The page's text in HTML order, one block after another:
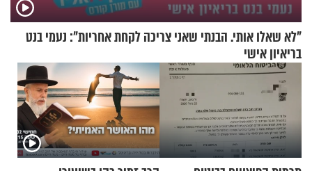
"לא שאלו אותי. הבנתי שאני צריכה לקחת אחריות": נעמי בנט
בריאיון אישי